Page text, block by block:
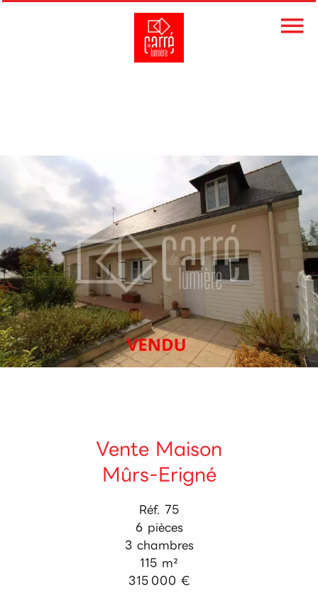
Vente Maison
Mûrs-Erigné
Réf. 75
6 pièces
3 chambres
115 m²
315 000 €